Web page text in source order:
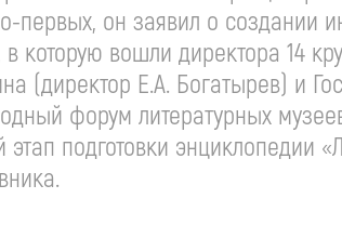
он заявил о создании
которую вошли директора 14
(директор Е.А. Богатырев) и
форум литературных
подготовки энциклопедии